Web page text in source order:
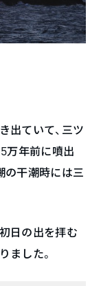
出ていて、三ツ
万年前に噴出
の干潮時には三
日の出を拝む
ました。